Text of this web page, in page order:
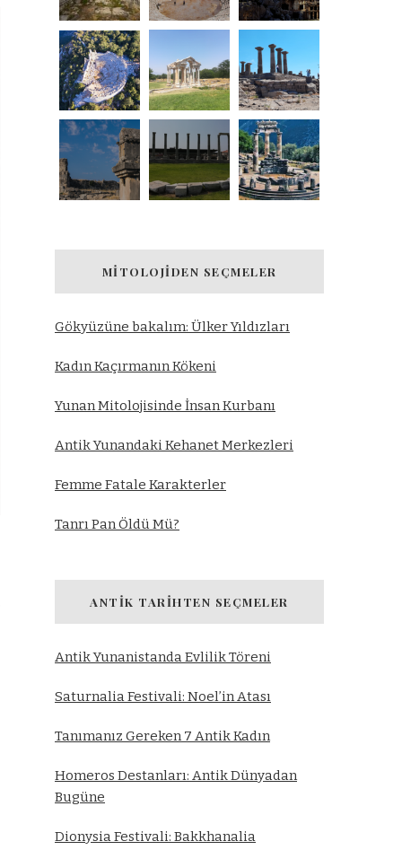
MITOLOJIDEN SEÇMELER
Gökyüzüne bakalım: Ülker Yıldızları
Kadın Kaçırmanın Kökeni
Yunan Mitolojisinde İnsan Kurbanı
Antik Yunandaki Kehanet Merkezleri
Femme Fatale Karakterler
Tanrı Pan Öldü Mü?
ANTIK TARIHTEN SEÇMELER
Antik Yunanistanda Evlilik Töreni
Saturnalia Festivali: Noel’in Atası
Tanımanız Gereken 7 Antik Kadın
Homeros Destanları: Antik Dünyadan
Bugüne
Dionysia Festivali: Bakkhanalia